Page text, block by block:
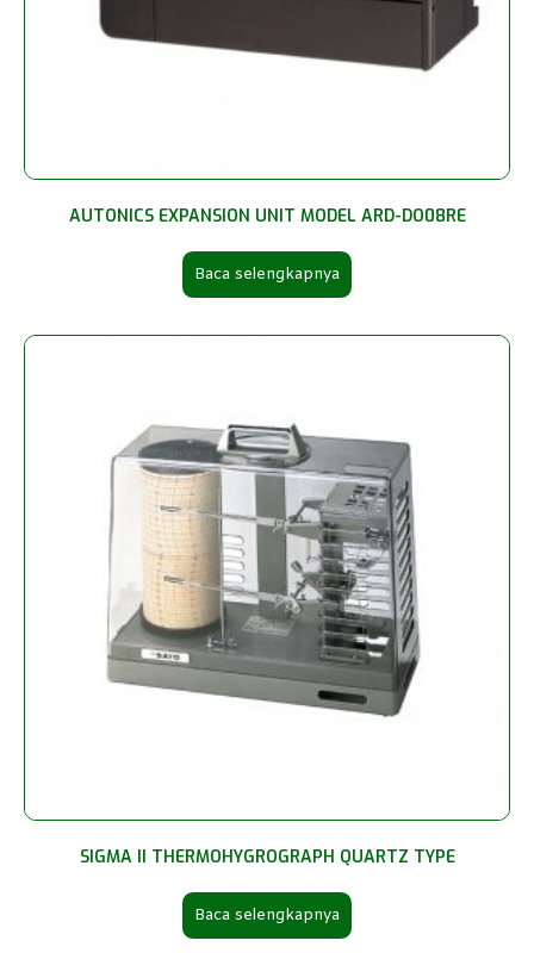
AUTONICS EXPANSION UNIT MODEL ARD-DO08RE
Baca selengkapnya
SIGMA II THERMOHYGROGRAPH QUARTZ TYPE
Baca selengkapnya